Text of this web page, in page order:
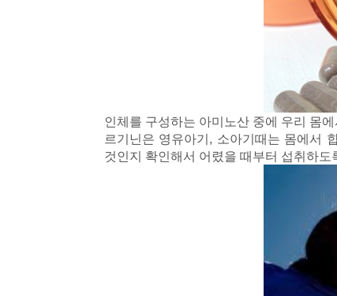
인체를 구성하는 아미노산 중에 우리 몸
르기닌은 영유아기, 소아기때는 몸에서
것인지 확인해서 어렸을 때부터 섭취하